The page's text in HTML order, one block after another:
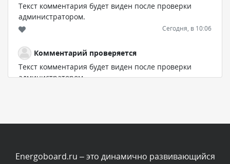
Текст комментария будет виден после проверки
администратором.
Сегодня, в 10:06
Комментарий проверяется
Текст комментария будет виден после проверки
администратором.
Energoboard.ru – это динамично развивающийся